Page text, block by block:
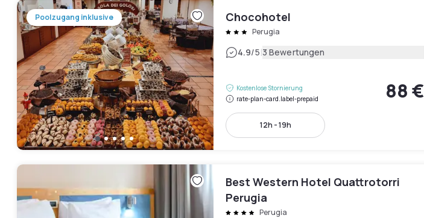
Poolzugang inklusive Chocohotel
Perugia
4.9/5|3 Bewertungen
Kostenlose Stornierung
rate-plan-card.label-prepaid
88 €
12h - 19h
Best Western Hotel Quattrotorri
Perugia
Perugia